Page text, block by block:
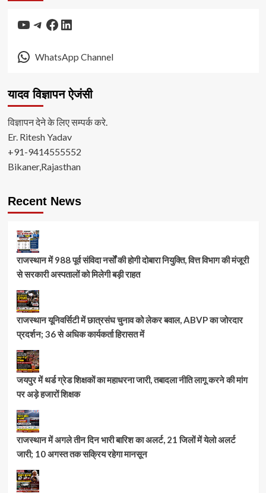
YouTube
Telegram
Facebook
LinkedIn
WhatsApp Channel
यादव विज्ञापन ऐजंसी
विज्ञापन देने के लिए सम्पर्क करे.
Er. Ritesh Yadav
+91-9414555552
Bikaner,Rajasthan
Recent News
राजस्थान में 988 पूर्व संविदा नर्सों की होगी दोबारा नियुक्ति, वित्त विभाग की मंजूरी
से सरकारी अस्पतालों को मिलेगी बड़ी राहत
राजस्थान यूनिवर्सिटी में छात्रसंघ चुनाव को लेकर बवाल, ABVP का जोरदार
प्रदर्शन; 36 से अधिक कार्यकर्ता हिरासत में
जयपुर में थर्ड ग्रेड शिक्षकों का महाधरना जारी, तबादला नीति लागू करने की मांग
पर अड़े हजारों शिक्षक
राजस्थान में अगले तीन दिन भारी बारिश का अलर्ट, 21 जिलों में येलो अलर्ट
जारी; 10 अगस्त तक सक्रिय रहेगा मानसून